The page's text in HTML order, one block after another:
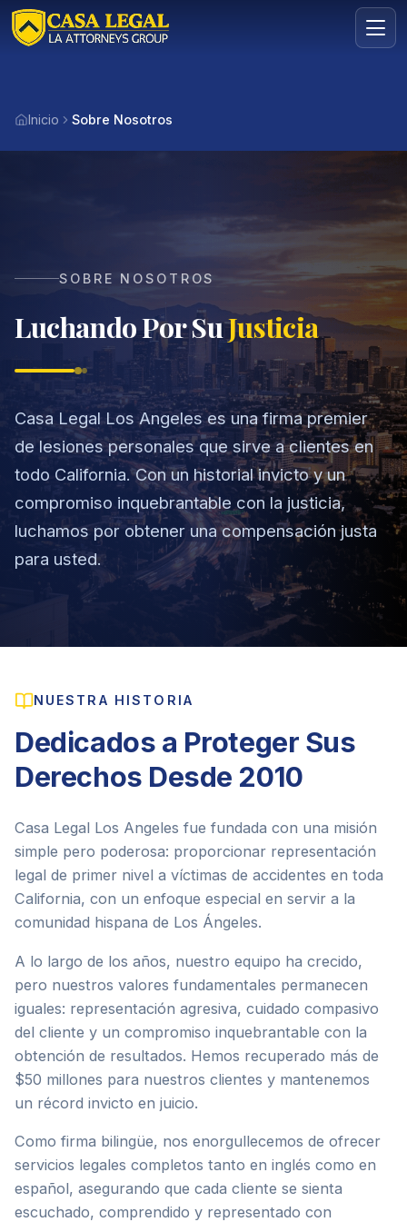
Sobre Nosotros | Casa Legal
Áreas Nosotros
Solicita tu consulta gratuita
Cuéntanos tu caso en menos de 60 segundos. Sin
→
Accidentes de Auto
Accidentes de Camión
Muerte por Negligencia
Mordeduras de Perro
Daños a Propiedad
Responsabilidad de Propiedad
Lesiones Personales
→
Derechos del Empleado
Indemnización y Contratos
Seguridad Laboral y OSHA
Asuntos Ejecutivos
Inicio Sobre Nosotros
SOBRE NOSOTROS
Luchando Por SuJusticia
Casa Legal Los Angeles es una firma premier
de lesiones personales que sirve a clientes en
todo California. Con un historial invicto y un
compromiso inquebrantable con la justicia,
luchamos por obtener una compensación justa
para usted.
NUESTRA HISTORIA
Dedicados a Proteger Sus
Derechos Desde 2010
Casa Legal Los Angeles fue fundada con una misión
simple pero poderosa: proporcionar representación
legal de primer nivel a víctimas de accidentes en toda
California, con un enfoque especial en servir a la
comunidad hispana de Los Ángeles.
A lo largo de los años, nuestro equipo ha crecido,
pero nuestros valores fundamentales permanecen
iguales: representación agresiva, cuidado compasivo
del cliente y un compromiso inquebrantable con la
obtención de resultados. Hemos recuperado más de
$50 millones para nuestros clientes y mantenemos
un récord invicto en juicio.
Como firma bilingüe, nos enorgullecemos de ofrecer
servicios legales completos tanto en inglés como en
español, asegurando que cada cliente se sienta
escuchado, comprendido y representado con